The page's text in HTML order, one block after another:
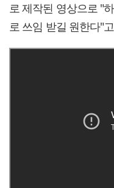
로 제작된 영상으로 "
로 쓰임 받길 원한다"